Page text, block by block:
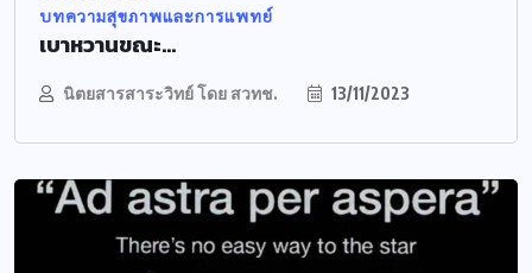
บทความสุขภาพและการแพทย์
เบาหวานขณะ...
นิตยสารสาระวิทย์ โดย สวทช. 13/11/2023